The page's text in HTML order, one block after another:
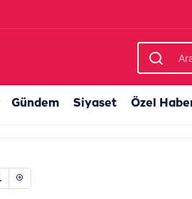
Gündem Siyaset Özel
çok üzülür: Gökyüzüne